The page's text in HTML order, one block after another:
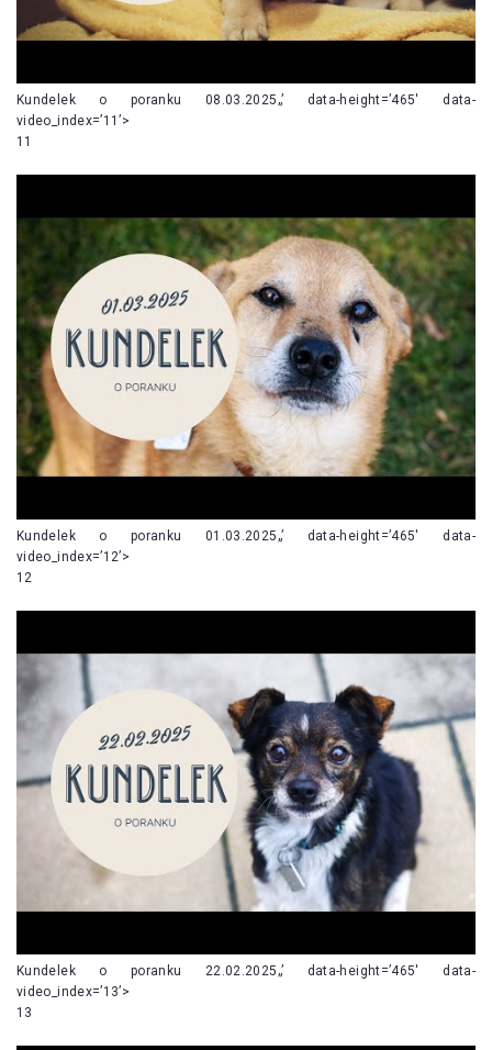
Kundelek o poranku 08.03.2025„’ data-height=’465′ data-
video_index=’11’>
11
Kundelek o poranku 01.03.2025„’ data-height=’465′ data-
video_index=’12’>
12
Kundelek o poranku 22.02.2025„’ data-height=’465′ data-
video_index=’13’>
13